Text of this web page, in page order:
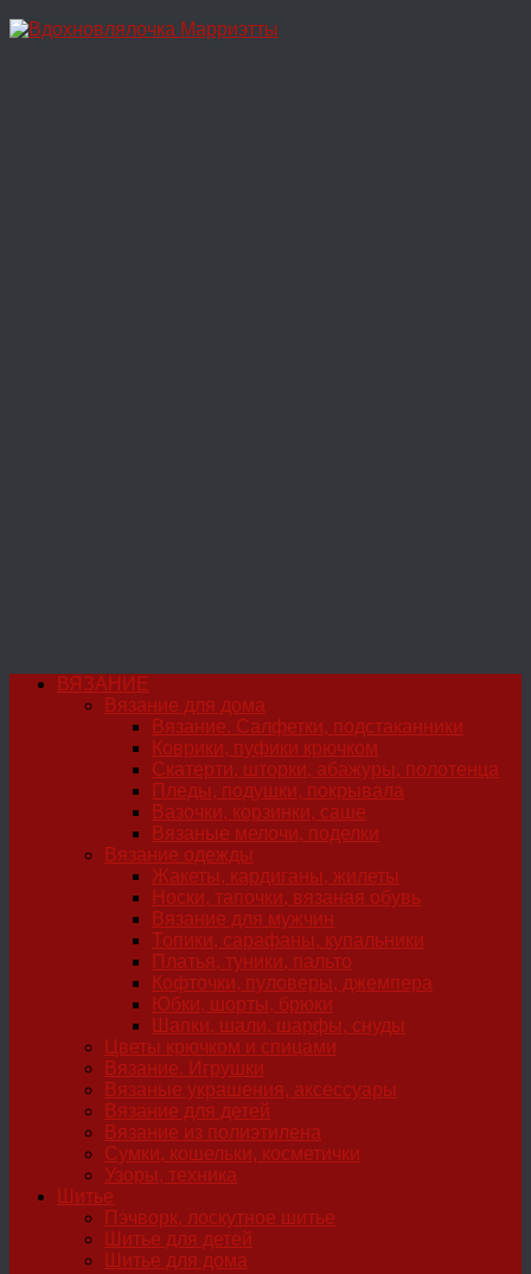
Перейти
ВЯЗАНИЕ
Вязание для дома
Вязание. Салфетки, подстаканники
Коврики, пуфики крючком
Скатерти, шторки, абажуры, полотенца
Пледы, подушки, покрывала
Вазочки, корзинки, саше
Вязаные мелочи, поделки
Вязание одежды
Жакеты, кардиганы, жилеты
Носки, тапочки, вязаная обувь
Вязание для мужчин
Топики, сарафаны, купальники
Платья, туники, пальто
Кофточки, пуловеры, джемпера
Юбки, шорты, брюки
Шапки, шали, шарфы, снуды
Цветы крючком и спицами
Вязание. Игрушки
Вязаные украшения, аксессуары
Вязание для детей
Вязание из полиэтилена
Сумки, кошельки, косметички
Узоры, техника
Шитье
Пэчворк, лоскутное шитье
Шитье для детей
Шитье для дома